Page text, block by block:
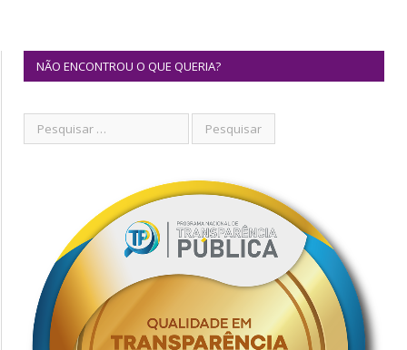
NÃO ENCONTROU O QUE QUERIA?